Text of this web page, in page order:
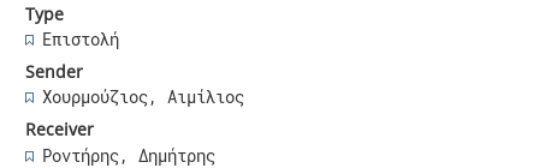
Type
Επιστολή
Sender
Χουρμούζιος, Αιμίλιος
Receiver
Ροντήρης, Δημήτρης